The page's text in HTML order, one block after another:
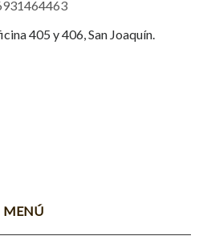
405 y 406, San Joaquín.
MENÚ